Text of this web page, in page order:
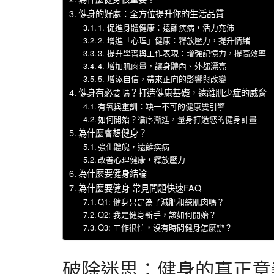
健身的好處：全方位提升你的生活品質
1. 促進身體健康：遠離疾病，活力充沛
2. 增進「心理」健康：釋放壓力，提升情緒
3. 提升學習與工作表現：增強記憶力，提高效率
4. 增加肌肉量，讓身體內、外都漂亮
5. 增添自信，帶來正向的影響與改變
健身有必要嗎？打造健康基礎，遠離肌少症的威脅
有氧與重訓：缺一不可的健康雙引擎
如何開始？循序漸進，量身打造您的健身計畫
為什麼會想健身？
強化體魄，遠離疾病
改善心理健康，釋放壓力
為什麼要健身結論
為什麼要健身 常見問題快速FAQ
Q1: 健身只是為了減肥和練肌肉嗎？
Q2: 我是健身新手，該如何開始？
Q3: 工作很忙，沒有時間健身怎麼辦？
破除迷思：健身的真正